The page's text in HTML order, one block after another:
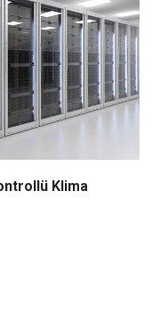
Klima